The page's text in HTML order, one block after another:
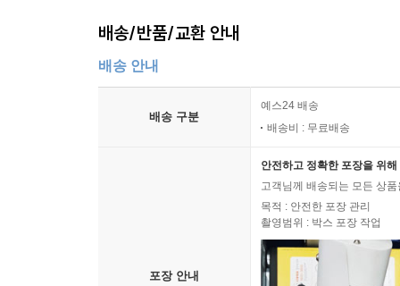
2. 문명·역사의 “이해 가능한” 단위
4. 문명의 생사관
6. 문명 구조의 수정
IX. 토인비의 비교문명사적 한국관·양대 초강국(미
1. 한국인 인상기와 임란승전보壬亂勝戰譜
2. 한국 문명의 기본적 이해 부족
3. 중국은 독립 문명, 한국은 위성 문명
배송/반품/교환 안내
배송 안내
배송 구분
예스24 배송
배송비 : 무료배송
포장 안내
안전하고 정확한 포장을 위
고객님께 배송되는 모든 상
목적 : 안전한 포장 관리
촬영범위 : 박스 포장 작업